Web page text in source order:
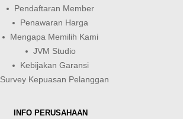
Pendaftaran Member
Penawaran Harga
Mengapa Memilih Kami
JVM Studio
Kebijakan Garansi
Survey Kepuasan Pelanggan
INFO PERUSAHAAN